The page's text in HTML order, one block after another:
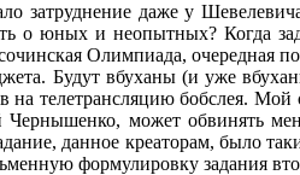
затруднение даже у
о юных и неопытных? Когда
Олимпиада, очередная
Будут вбуханы (и уже
на телетрансляцию бобслея.
может обвинять
данное креаторам, было
формулировку задания